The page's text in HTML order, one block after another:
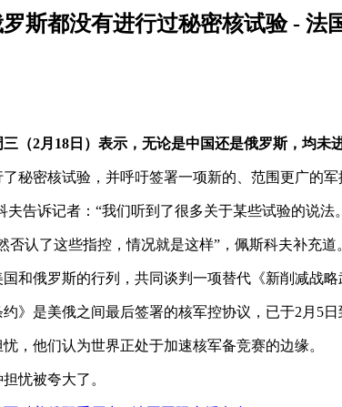
斯都没有进行过秘密核试验 - 法
（2月18日）表示，无论是中国还是俄罗斯，均未
秘密核试验，并呼吁签署一项新的、范围更广的
夫告诉记者：“我们听到了很多关于某些试验的说
认了这些指控，情况就是这样”，佩斯科夫补充道
和俄罗斯的行列，共同谈判一项替代《新削减战略
》是美俄之间最后签署的核军控协议，已于2月5日
，他们认为世界正处于加速核军备竞赛的边缘。
忧被夸大了。